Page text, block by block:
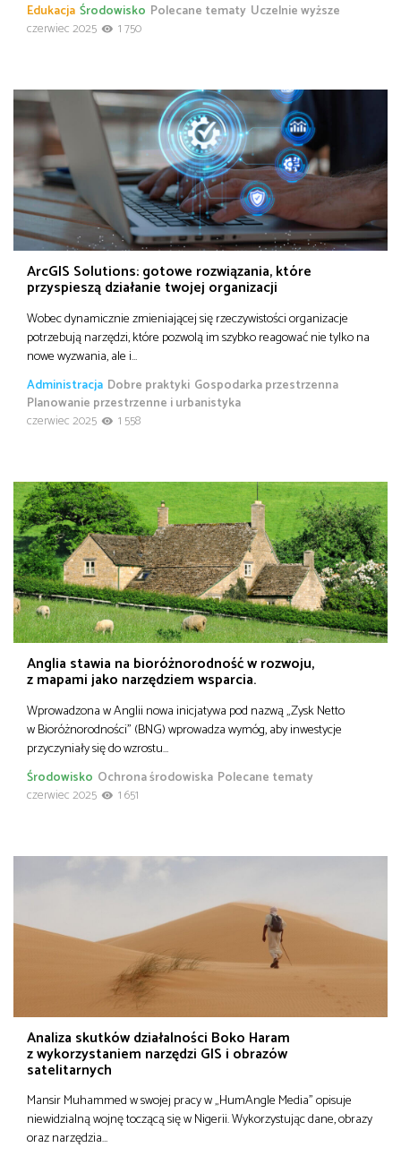
Edukacja Polecane tematy
Środowisko
Uczelnie wyższe
czerwiec 2025
1 750
ArcGIS Solutions: gotowe rozwiązania, które
przyspieszą działanie twojej organizacji
Wobec dynamicznie zmieniającej się rzeczywistości organizacje
potrzebują narzędzi, które pozwolą im szybko reagować nie tylko na
nowe wyzwania, ale i…
Administracja Dobre praktyki Gospodarka przestrzenna
Planowanie przestrzenne i urbanistyka
czerwiec 2025
1 558
Anglia stawia na bioróżnorodność w rozwoju,
z mapami jako narzędziem wsparcia.
Wprowadzona w Anglii nowa inicjatywa pod nazwą „Zysk Netto
w Bioróżnorodności” (BNG) wprowadza wymóg, aby inwestycje
przyczyniały się do wzrostu…
Ochrona środowiska Polecane tematy
Środowisko
czerwiec 2025
1 651
Analiza skutków działalności Boko Haram
z wykorzystaniem narzędzi GIS i obrazów
satelitarnych
Mansir Muhammed w swojej pracy w „HumAngle Media” opisuje
niewidzialną wojnę toczącą się w Nigerii. Wykorzystując dane, obrazy
oraz narzędzia…